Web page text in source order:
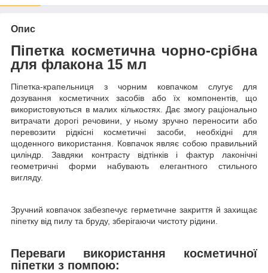
Опис
Піпетка косметична чорно-срібна
для флакона 15 мл
Піпетка-крапельниця з чорним ковпачком слугує для
дозування косметичних засобів або їх компонентів, що
використовуються в малих кількостях. Дає змогу раціонально
витрачати дорогі речовини, у ньому зручно переносити або
перевозити рідкісні косметичні засоби, необхідні для
щоденного використання. Ковпачок являє собою правильний
циліндр. Завдяки контрасту відтінків і фактур лаконічні
геометричні форми набувають елегантного стильного
вигляду.
Зручний ковпачок забезпечує герметичне закриття й захищає
піпетку від пилу та бруду, зберігаючи чистоту рідини.
Переваги використання косметичної
піпетки з помпою: